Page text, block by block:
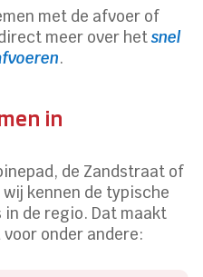
met de afvoer of
meer over hetsnel
.
in
de Zandstraat of
kennen de typische
de regio. Dat maakt
onder andere: